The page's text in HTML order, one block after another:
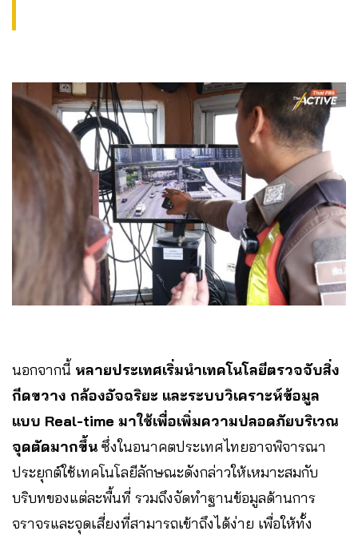
นอกจากนี้ หลายประเทศเริ่มนำเทคโนโลยีตรวจจับสิ่ง
กีดขวาง กล้องอัจฉริยะ และระบบวิเคราะห์ข้อมูล
แบบ Real-time มาใช้เพื่อเพิ่มความปลอดภัยบริเวณ
จุดตัดมากขึ้น ซึ่งในอนาคตประเทศไทยอาจพิจารณา
ประยุกต์ใช้เทคโนโลยีลักษณะดังกล่าวให้เหมาะสมกับ
บริบทของแต่ละพื้นที่ รวมถึงจัดทำฐานข้อมูลด้านการ
จราจรและจุดเสี่ยงที่สามารถเข้าถึงได้ง่าย เพื่อให้ทั้ง